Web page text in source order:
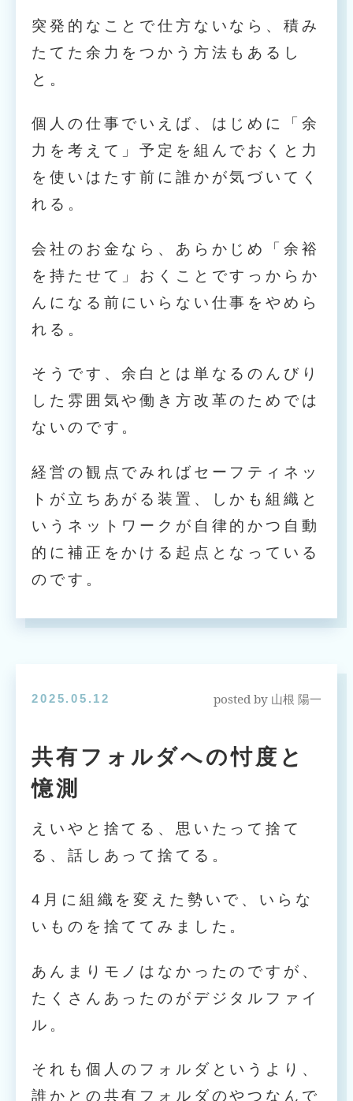
突発的なことで仕方ないなら、積み
たてた余力をつかう方法もあるし
と。
個人の仕事でいえば、はじめに「余
力を考えて」予定を組んでおくと力
を使いはたす前に誰かが気づいてく
れる。
会社のお金なら、あらかじめ「余裕
を持たせて」おくことですっからか
んになる前にいらない仕事をやめら
れる。
そうです、余白とは単なるのんびり
した雰囲気や働き方改革のためでは
ないのです。
経営の観点でみればセーフティネッ
トが立ちあがる装置、しかも組織と
いうネットワークが自律的かつ自動
的に補正をかける起点となっている
のです。
2025.05.12 posted by 山根 陽一
共有フォルダへの忖度と
憶測
えいやと捨てる、思いたって捨て
る、話しあって捨てる。
4月に組織を変えた勢いで、いらな
いものを捨ててみました。
あんまりモノはなかったのですが、
たくさんあったのがデジタルファイ
ル。
それも個人のフォルダというより、
誰かとの共有フォルダのやつなんで